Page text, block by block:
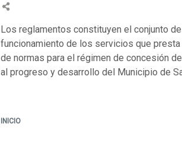
Los reglamentos constituyen el conjunto
funcionamiento de los servicios que
de normas para el régimen de concesión
al progreso y desarrollo del Municipio de
INICIO